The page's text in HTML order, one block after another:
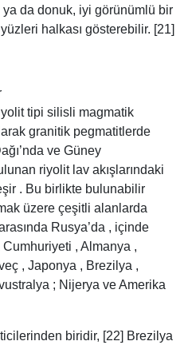
da donuk, iyi görünümlü bir
halkası gösterebilir. [21]
tipi silisli magmatik
granitik pegmatitlerde
ve Güney
riyolit lav akışlarındaki
. Bu birlikte bulunabilir
üzere çeşitli alanlarda
Rusya’da , içinde
, Almanya ,
, Japonya , Brezilya ,
; Nijerya ve Amerika
biridir, [22] Brezilya